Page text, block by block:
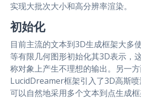
实现大批次大小和高分辨率渲染。
初始化
目前主流的文本到3D生成框架大多
等有限几何图形初始化其3D表示，
称对象上产生不理想的输出。另一
LucidDreamer框架引入了3D高斯
可以自然地采用多个文本到点生成